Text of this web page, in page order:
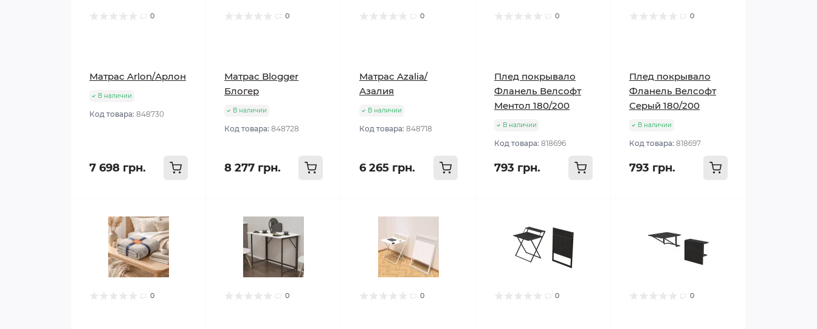
0
Матрас Arlon/Арлон
В наличии
Код товара: 848730
7 698 грн.
0
Матрас Blogger
Блогер
В наличии
Код товара: 848728
8 277 грн.
0
Матрас Azalia/
Азалия
В наличии
Код товара: 848718
6 265 грн.
0
Плед покрывало
Фланель Велсофт
Ментол 180/200
В наличии
Код товара: 818696
793 грн.
0
Плед покрывало
Фланель Велсофт
Серый 180/200
В наличии
Код товара: 818697
793 грн.
0 0 0 0 0